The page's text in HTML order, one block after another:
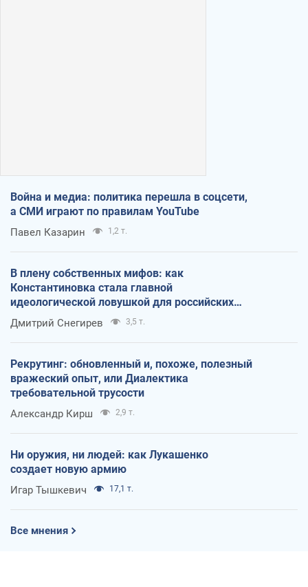
Война и медиа: политика перешла в соцсети,
а СМИ играют по правилам YouTube
Павел Казарин 1,2 т.
В плену собственных мифов: как
Константиновка стала главной
идеологической ловушкой для российских
оккупантов
Дмитрий Снегирев 3,5 т.
Рекрутинг: обновленный и, похоже, полезный
вражеский опыт, или Диалектика
требовательной трусости
Александр Кирш 2,9 т.
Ни оружия, ни людей: как Лукашенко
создает новую армию
Игар Тышкевич 17,1 т.
Все мнения